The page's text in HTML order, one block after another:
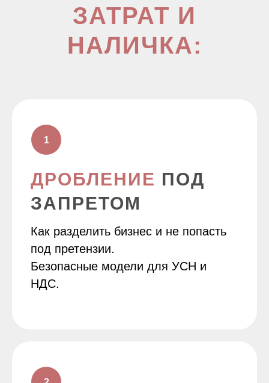
ЗАТРАТ И
НАЛИЧКА:
ДРОБЛЕНИЕ ПОД
ЗАПРЕТОМ
Как разделить бизнес и не попасть
под претензии.
Безопасные модели для УСН и
НДС.